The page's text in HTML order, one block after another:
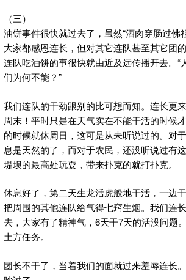
（三）
油饼事件很快就过去了，虽然“酒肉穿肠过佛
大家都感恩连长，但对其它连队甚至其它团
连队吃油饼的事很快就由近及远传播开去。“
们为何不能？”
我们连队的干劲跟别的比可想而知。连长更
周末！平时只是在天气实在不能干活的时候
的时候就休周日，这可是从未听说过的。对
息是天然的了，而对于农民，还没听说过有
堤坝的最高处玩耍，带来扑克的就打扑克。
休息好了，第二天生龙活虎般地干活，一边
把周围的其他连队给气得七窍生烟。我们连
去，大家有了精神气，6天干7天的活没问题
土方任务。
团长不干了，当着我们的面就过来羞辱连长